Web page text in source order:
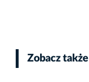
Zobacz także